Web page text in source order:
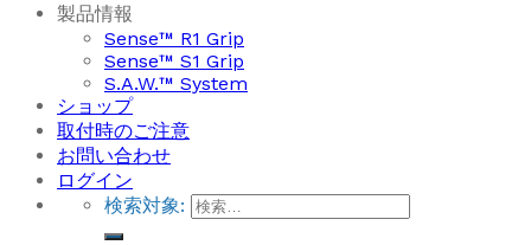
製品情報
Sense™ R1 Grip
Sense™ S1 Grip
S.A.W.™ System
ショップ
取付時のご注意
お問い合わせ
ログイン
検索対象: